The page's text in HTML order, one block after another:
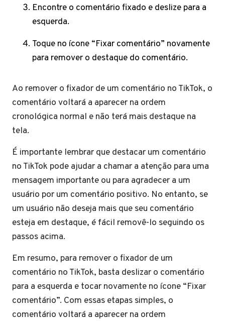
Encontre o comentário fixado e deslize para a
esquerda.
Toque no ícone “Fixar comentário” novamente
para remover o destaque do comentário.
Ao remover o fixador de um comentário no TikTok, o
comentário voltará a aparecer na ordem
cronológica normal e não terá mais destaque na
tela.
É importante lembrar que destacar um comentário
no TikTok pode ajudar a chamar a atenção para uma
mensagem importante ou para agradecer a um
usuário por um comentário positivo. No entanto, se
um usuário não deseja mais que seu comentário
esteja em destaque, é fácil removê-lo seguindo os
passos acima.
Em resumo, para remover o fixador de um
comentário no TikTok, basta deslizar o comentário
para a esquerda e tocar novamente no ícone “Fixar
comentário”. Com essas etapas simples, o
comentário voltará a aparecer na ordem